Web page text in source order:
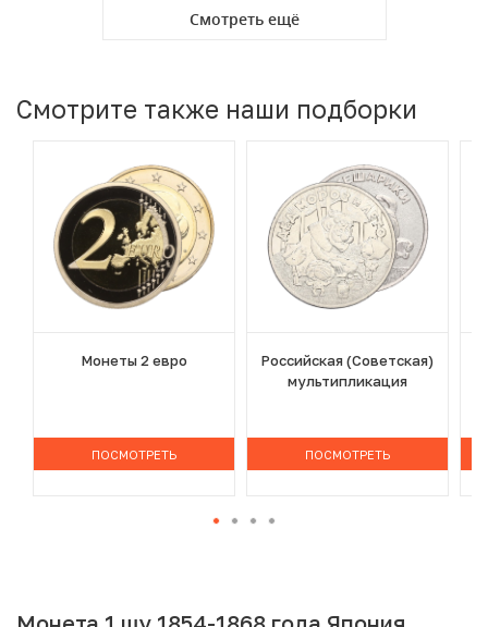
Смотреть ещё
Смотрите также наши подборки
Монеты 2 евро
ПОСМОТРЕТЬ
Российская (Советская)
мультипликация
ПОСМОТРЕТЬ